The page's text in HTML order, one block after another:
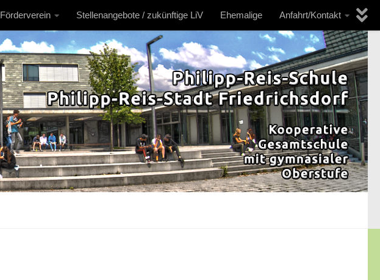
Förderverein Stellenangebote / zukünftige LiV Ehemalige Anfahrt/Kontakt